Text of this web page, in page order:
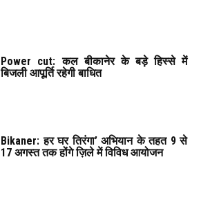
Power cut: कल बीकानेर के बड़े हिस्से में
बिजली आपूर्ति रहेगी बाधित
Bikaner: हर घर तिरंगा’ अभियान के तहत 9 से
17 अगस्त तक होंगे ज़िले में विविध आयोजन